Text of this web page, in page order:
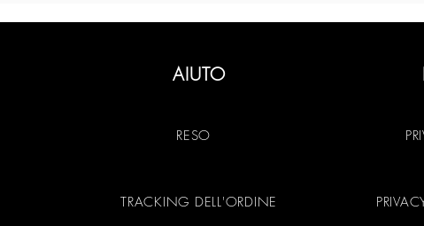
AIUTO
RESO
TRACKING DELL'ORDINE